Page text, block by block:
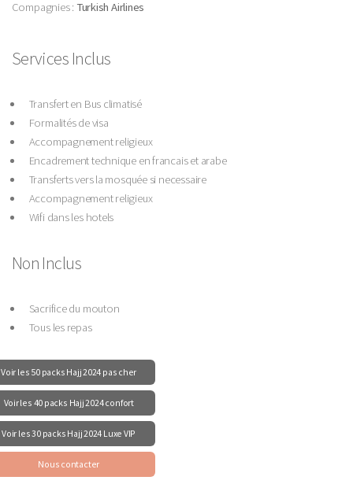
Compagnies : Turkish Airlines
Services Inclus
Transfert en Bus climatisé
Formalités de visa
Accompagnement religieux
Encadrement technique en francais et arabe
Transferts vers la mosquée si necessaire
Accompagnement religieux
Wifi dans les hotels
Non Inclus
Sacrifice du mouton
Tous les repas
Voir les 50 packs Hajj 2024 pas cher
Voir les 40 packs Hajj 2024 confort
Voir les 30 packs Hajj 2024 Luxe VIP
Nous contacter